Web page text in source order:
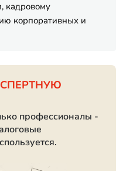
кадровому
корпоративных и
профессионалы -